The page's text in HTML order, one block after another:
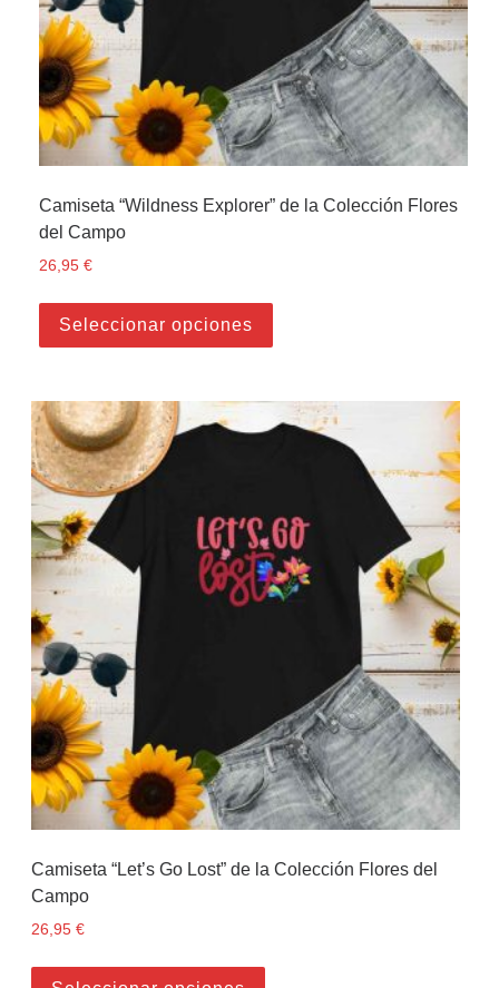
Camiseta “Wildness Explorer” de la Colección Flores
del Campo
26,95€
Seleccionar opciones
Camiseta “Let’s Go Lost” de la Colección Flores del
Campo
26,95 €